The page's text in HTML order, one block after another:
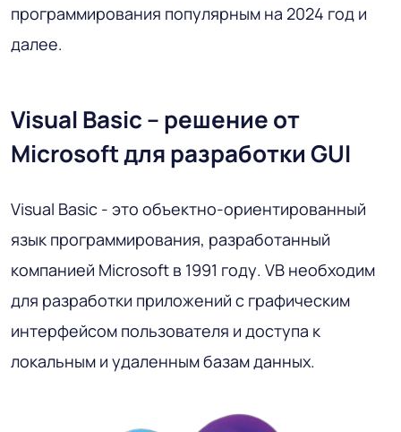
программирования популярным на 2024 год и
далее.
Visual Basic – решение от
Microsoft для разработки GUI
Visual Basic - это объектно-ориентированный
язык программирования, разработанный
компанией Microsoft в 1991 году. VB необходим
для разработки приложений с графическим
интерфейсом пользователя и доступа к
локальным и удаленным базам данных.